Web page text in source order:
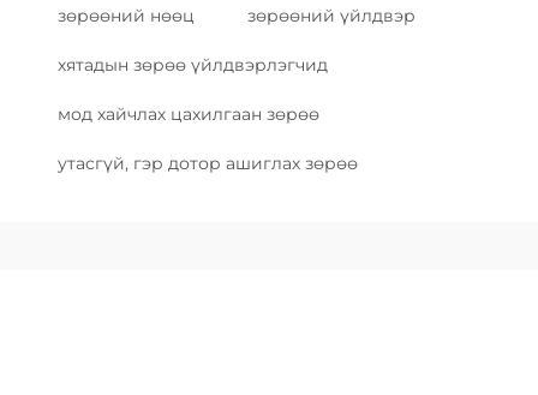
зөрөөний нөөц зөрөөний үйлдвэр
хятадын зөрөө үйлдвэрлэгчид
мод хайчлах цахилгаан зөрөө
утасгүй, гэр дотор ашиглах зөрөө